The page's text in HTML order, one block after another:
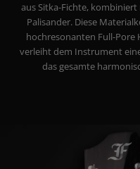
aus Sitka-Fichte,
Palisander. Diese
hochresonanten Full-Pore
verleiht dem Instrument
das gesamte